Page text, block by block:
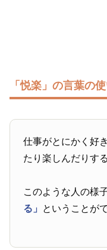
「悦楽」の言葉の
仕事がとにかく好
たり楽しんだりす
このような人の様子
る」 ということが